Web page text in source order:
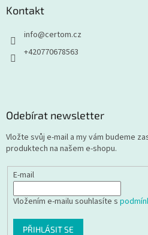
Kontakt
info@certom.cz
+420770678563
Odebírat newsletter
Vložte svůj e-mail a my vám budeme
produktech na našem e-shopu.
E-mail
Vložením e-mailu souhlasíte s
PŘIHLÁSIT SE